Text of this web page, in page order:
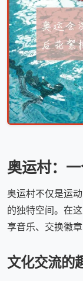
奥运村：
奥运村不仅是运
的独特空间。在
享音乐、交换徽章
文化交流的